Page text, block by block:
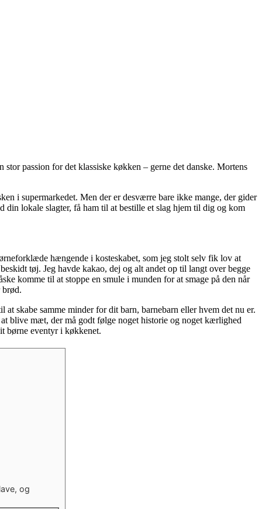
passion for det klassiske køkken – gerne det danske. Mortens
i supermarkedet. Men der er desværre bare ikke mange, der gider
din lokale slagter, få ham til at bestille et slag hjem til dig og kom
hængende i kosteskabet, som jeg stolt selv fik lov at
tøj. Jeg havde kakao, dej og alt andet op til langt over begge
komme til at stoppe en smule i munden for at smage på den når
brød.
skabe samme minder for dit barn, barnebarn eller hvem det nu er.
blive mæt, der må godt følge noget historie og noget kærlighed
børne eventyr i køkkenet.
og